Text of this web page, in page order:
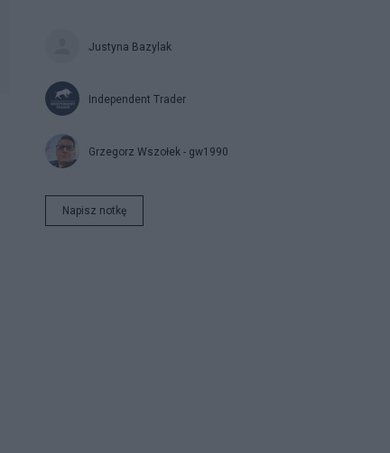
Justyna Bazylak
Independent Trader
Grzegorz Wszołek - gw1990
Napisz notkę